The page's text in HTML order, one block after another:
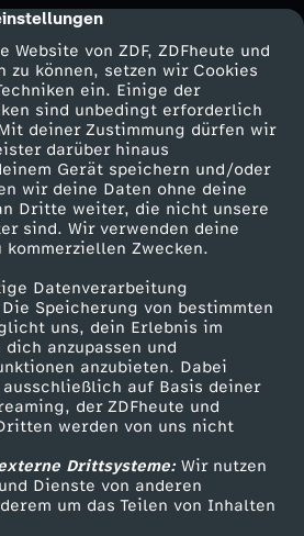
Website von ZDF, ZDFheute und
zu können, setzen wir Cookies
ein. Einige der
sind unbedingt erforderlich
deiner Zustimmung dürfen wir
darüber hinaus
Gerät speichern und/oder
wir deine Daten ohne deine
Dritte weiter, die nicht unsere
sind. Wir verwenden deine
Zwecken.
Datenverarbeitung
Speicherung von bestimmten
uns, dein Erlebnis im
dich anzupassen und
anzubieten. Dabei
auf Basis deiner
der ZDFheute und
werden von uns nicht
Drittsysteme:Wir nutzen
Dienste von anderen
um das Teilen von Inhalten
Service
ZDFmitreden
Kontakt zum ZDF
Tickets
Zuschauerservice
Hilfe